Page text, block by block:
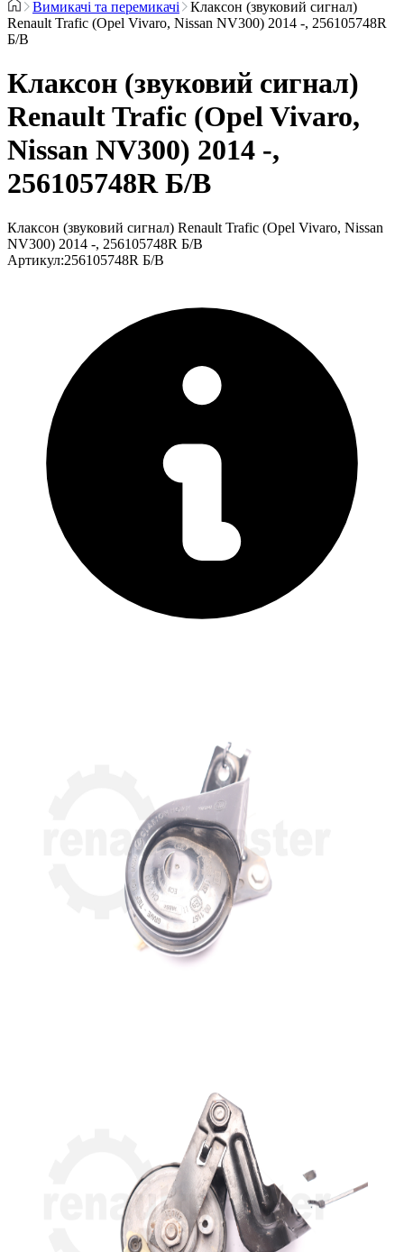
Вимикачі та перемикачі
Клаксон (звуковий сигнал)
Renault Trafic (Opel Vivaro, Nissan NV300) 2014 -, 256105748R
Б/В
Клаксон (звуковий сигнал)
Renault Trafic (Opel Vivaro,
Nissan NV300) 2014 -,
256105748R Б/В
Клаксон (звуковий сигнал) Renault Trafic (Opel Vivaro, Nissan
NV300) 2014 -, 256105748R Б/В
Артикул:256105748R Б/В